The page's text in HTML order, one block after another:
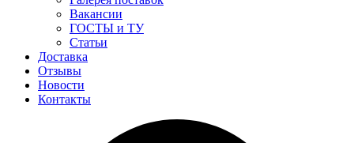
Вакансии
ГОСТЫ и ТУ
Статьи
Доставка
Отзывы
Новости
Контакты